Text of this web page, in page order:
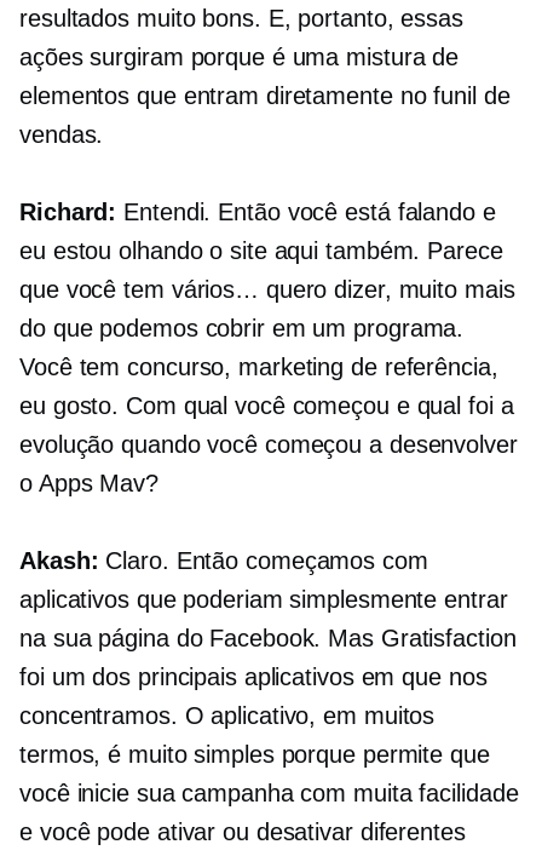
resultados muito bons. E, portanto, essas
ações surgiram porque é uma mistura de
elementos que entram diretamente no funil de
vendas.
Richard: Entendi. Então você está falando e
eu estou olhando o site aqui também. Parece
que você tem vários… quero dizer, muito mais
do que podemos cobrir em um programa.
Você tem concurso, marketing de referência,
eu gosto. Com qual você começou e qual foi a
evolução quando você começou a desenvolver
o Apps Mav?
Akash: Claro. Então começamos com
aplicativos que poderiam simplesmente entrar
na sua página do Facebook. Mas Gratisfaction
foi um dos principais aplicativos em que nos
concentramos. O aplicativo, em muitos
termos, é muito simples porque permite que
você inicie sua campanha com muita facilidade
e você pode ativar ou desativar diferentes